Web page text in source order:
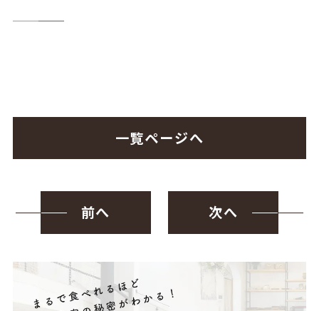
前へ
一覧ページへ
次へ